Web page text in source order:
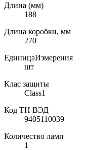
Длина (мм)
188
Длина коробки, мм
270
ЕдиницаИзмерения
шт
Клас защиты
Class1
Код ТН ВЭД
9405110039
Количество ламп
1